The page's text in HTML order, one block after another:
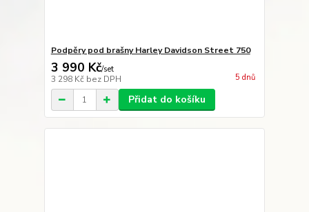
Podpěry pod brašny Harley Davidson Street 750
3 990 Kč/set
3 298 Kč bez DPH 5 dnů
Přidat do košíku